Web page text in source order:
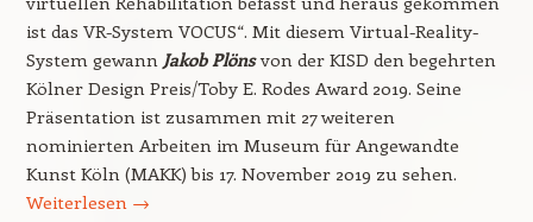
ist das VR-System VOCUS“. Mit diesem Virtual-Reality-
System gewann Jakob Plöns von der KISD den begehrten
Kölner Design Preis/Toby E. Rodes Award 2019. Seine
Präsentation ist zusammen mit 27 weiteren
nominierten Arbeiten im Museum für Angewandte
Kunst Köln (MAKK) bis 17. November 2019 zu sehen.
Weiterlesen →